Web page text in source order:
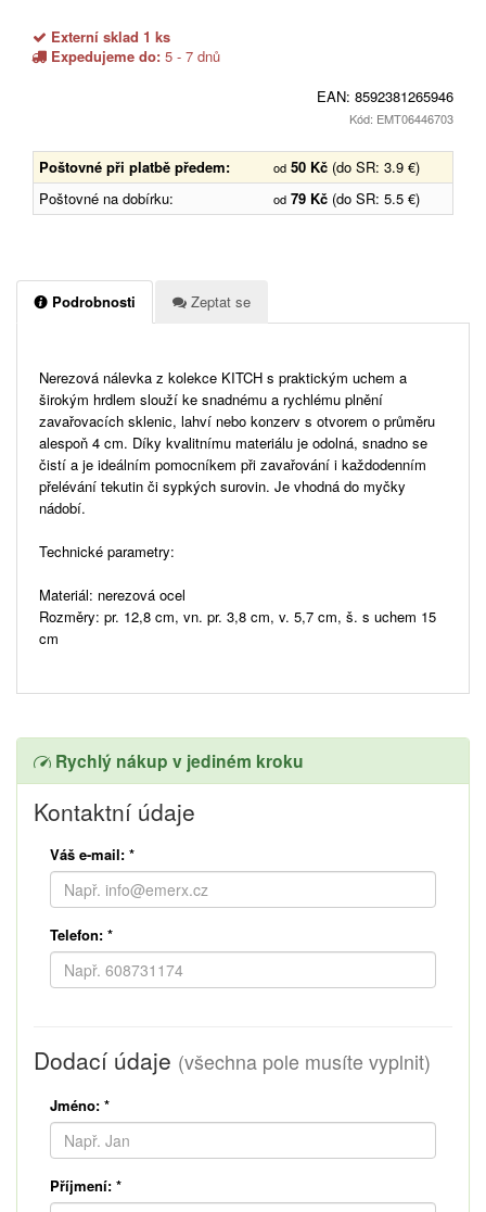
Externí sklad 1 ks
Expedujeme do: 5 - 7 dnů
EAN: 8592381265946
Kód: EMT06446703
Poštovné při platbě předem: od 50 Kč (do SR: 3.9 €)
Poštovné na dobírku:
od 79 Kč (do SR: 5.5 €)
Podrobnosti Zeptat se
Nerezová nálevka z kolekce KITCH s praktickým uchem a
širokým hrdlem slouží ke snadnému a rychlému plnění
zavařovacích sklenic, lahví nebo konzerv s otvorem o průměru
alespoň 4 cm. Díky kvalitnímu materiálu je odolná, snadno se
čistí a je ideálním pomocníkem při zavařování i každodenním
přelévání tekutin či sypkých surovin. Je vhodná do myčky
nádobí.
Technické parametry:
Materiál: nerezová ocel
Rozměry: pr. 12,8 cm, vn. pr. 3,8 cm, v. 5,7 cm, š. s uchem 15
cm
Rychlý nákup v jediném kroku
Kontaktní údaje
Váš e-mail: *
Telefon: *
Dodací údaje (všechna pole musíte vyplnit)
Jméno: *
Příjmení: *